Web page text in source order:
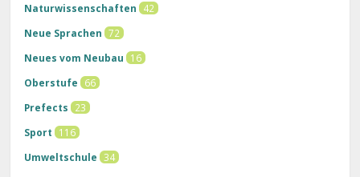
Naturwissenschaften
42
Neue Sprachen 72
Neues vom Neubau
16
Oberstufe
66
Prefects
23
Sport
116
Umweltschule
34